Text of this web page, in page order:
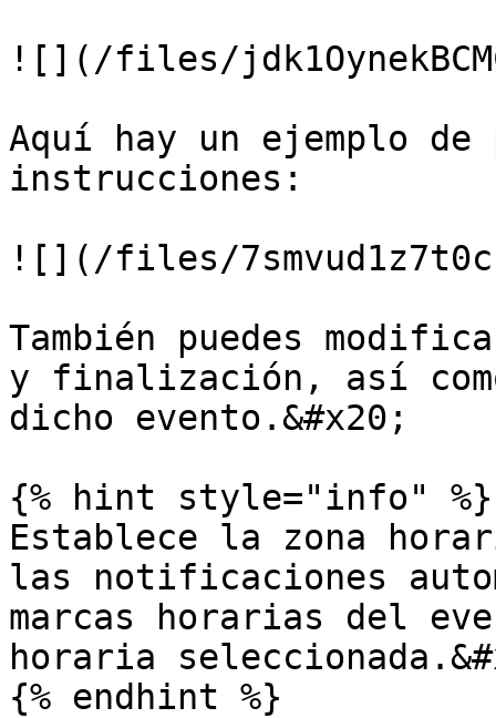
![](/files/
Aquí hay un ejemplo
instrucciones:
![](/files/
También puedes
y finalización, así
dicho evento.&#x20;
{% hint style="info" %}
Establece la zona
las notificaciones
marcas horarias del
horaria
{% endhint %}